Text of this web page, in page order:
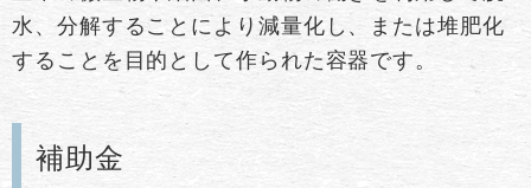
水、分解することにより減量化し、または堆肥化
することを目的として作られた容器です。
補助金